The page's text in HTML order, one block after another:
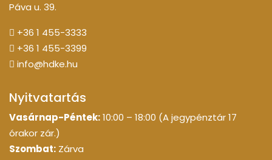
Páva u. 39.
+36 1 455-3333
+36 1 455-3399
info@hdke.hu
Nyitvatartás
Vasárnap-Péntek:10:00 – 18:00 (A jegypénztár 17
órakor zár.)
Szombat: Zárva